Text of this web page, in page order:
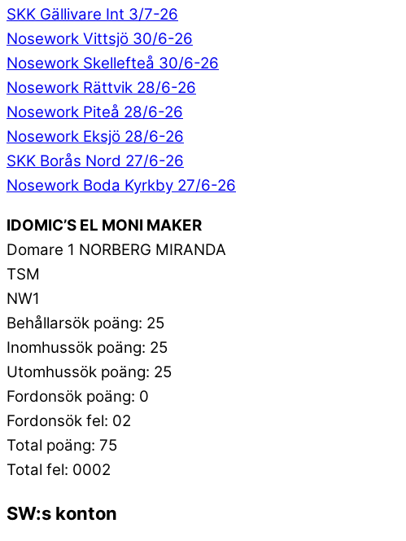
SKK Gällivare Int 3/7-26
Nosework Vittsjö 30/6-26
Nosework Skellefteå 30/6-26
Nosework Rättvik 28/6-26
Nosework Piteå 28/6-26
Nosework Eksjö 28/6-26
SKK Borås Nord 27/6-26
Nosework Boda Kyrkby 27/6-26
IDOMIC’S EL MONI MAKER
Domare 1 NORBERG MIRANDA
TSM
NW1
Behållarsök poäng: 25
Inomhussök poäng: 25
Utomhussök poäng: 25
Fordonsök poäng: 0
Fordonsök fel: 02
Total poäng: 75
Total fel: 0002
SW:s konton